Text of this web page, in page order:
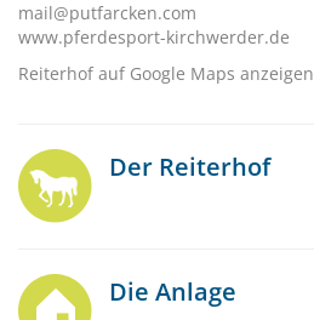
mail@putfarcken.com
www.pferdesport-kirchwerder.de
Reiterhof auf Google Maps anzeigen
Der Reiterhof
Die Anlage